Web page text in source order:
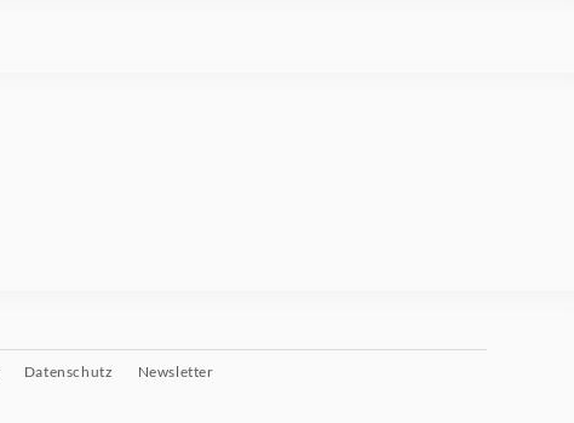
Datenschutz Newsletter